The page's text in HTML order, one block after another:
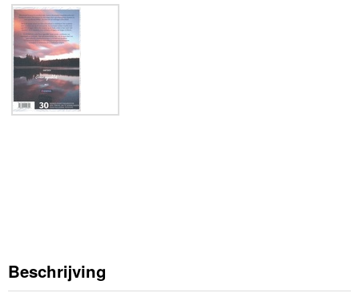
Beschrijving